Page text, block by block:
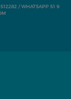
/ WHATSAPP 51 9